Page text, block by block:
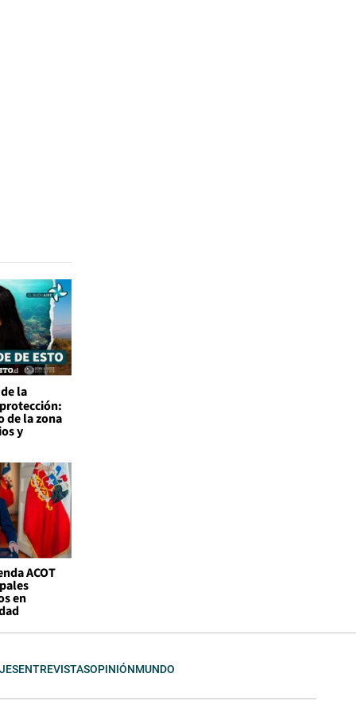
la
de la zona
y
ACOT
en
ENTREVISTASOPINIÓNMUNDO